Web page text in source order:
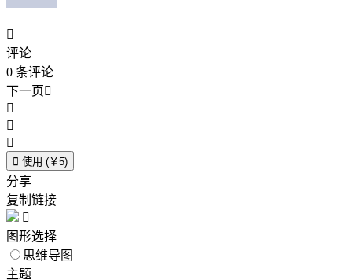

评论
0 条评论
下一页



 使用 (￥5)
分享
复制链接

图形选择
思维导图
主题